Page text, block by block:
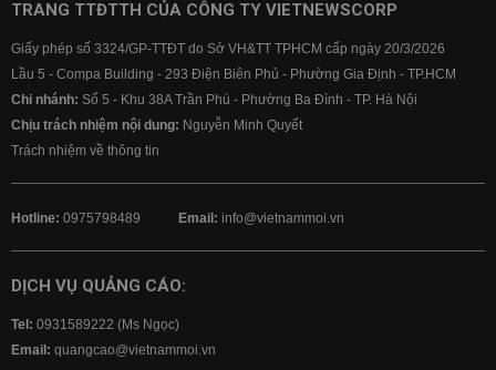
TRANG TTĐTTH CỦA CÔNG TY VIETNEWSCORP
Giấy phép số 3324/GP-TTĐT do Sở VH&TT TPHCM cấp ngày 20/3/2026
Lầu 5 - Compa Building - 293 Điện Biên Phủ - Phường Gia Định - TP.HCM
Chi nhánh: Số 5 - Khu 38A Trần Phú - Phường Ba Đình - TP. Hà Nội
Chịu trách nhiệm nội dung: Nguyễn Minh Quyết
Trách nhiệm về thông tin
Hotline: 0975798489 Email: info@vietnammoi.vn
DỊCH VỤ QUẢNG CÁO:
Tel: 0931589222 (Ms Ngọc)
Email: quangcao@vietnammoi.vn